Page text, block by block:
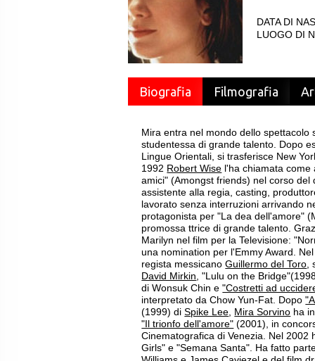
DATA DI
LUOGO DI
Biografia Filmografia
Mira entra nel mondo dello spettacolo
studentessa di grande talento. Dopo
Lingue Orientali, si trasferisce New
1992 Robert Wise l'ha chiamata come
amici" (Amongst friends) nel corso
assistente alla regia, casting,
lavorato senza interruzioni arrivando
protagonista per "La dea dell'amore"
promossa ttrice di grande talento.
Marilyn nel film per la Televisione:
una nomination per l'Emmy Award.
regista messicanoGuillermo del Toro
David Mirkin , "Lulu on the
di Wonsuk Chin e"Costretti ad
interpretato da Chow Yun-Fat. Dopo
(1999) diSpike Lee Mira Sorvino ha
"Il trionfo dell'amore" (2001), in
Cinematografica di Venezia. Nel
Girls" e "Semana Santa". Ha fatto